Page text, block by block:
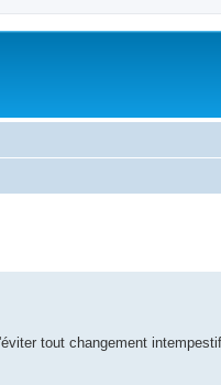
tout changement